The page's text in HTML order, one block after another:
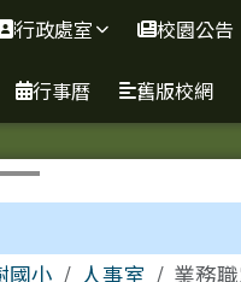
行政處室 校園公告
行事曆 舊版校網
國小 人事室 業務